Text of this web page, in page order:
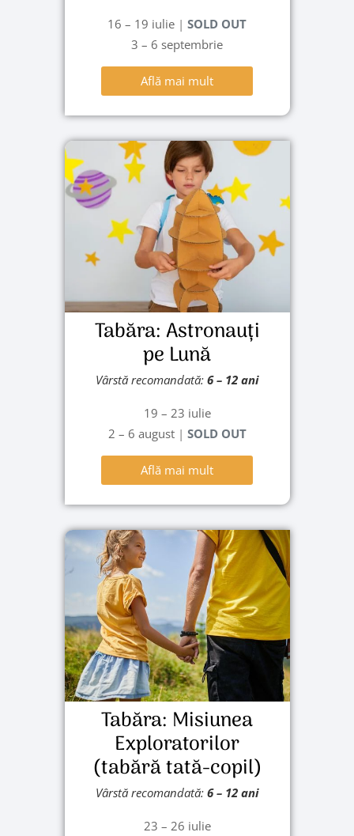
16 – 19 iulie | SOLD OUT
3 – 6 septembrie
Află mai mult
Tabăra: Astronauți
pe Lună
Vârstă recomandată: 6– 12 ani
19 – 23 iulie
2 – 6 august | SOLD OUT
Află mai mult
Tabăra: Misiunea
Exploratorilor
(tabără tată-copil)
Vârstă recomandată: 6 – 12 ani
23 – 26 iulie